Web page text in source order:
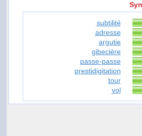
subtilité
adresse
argutie
gibecière
passe-passe
prestidigitation
tour
vol